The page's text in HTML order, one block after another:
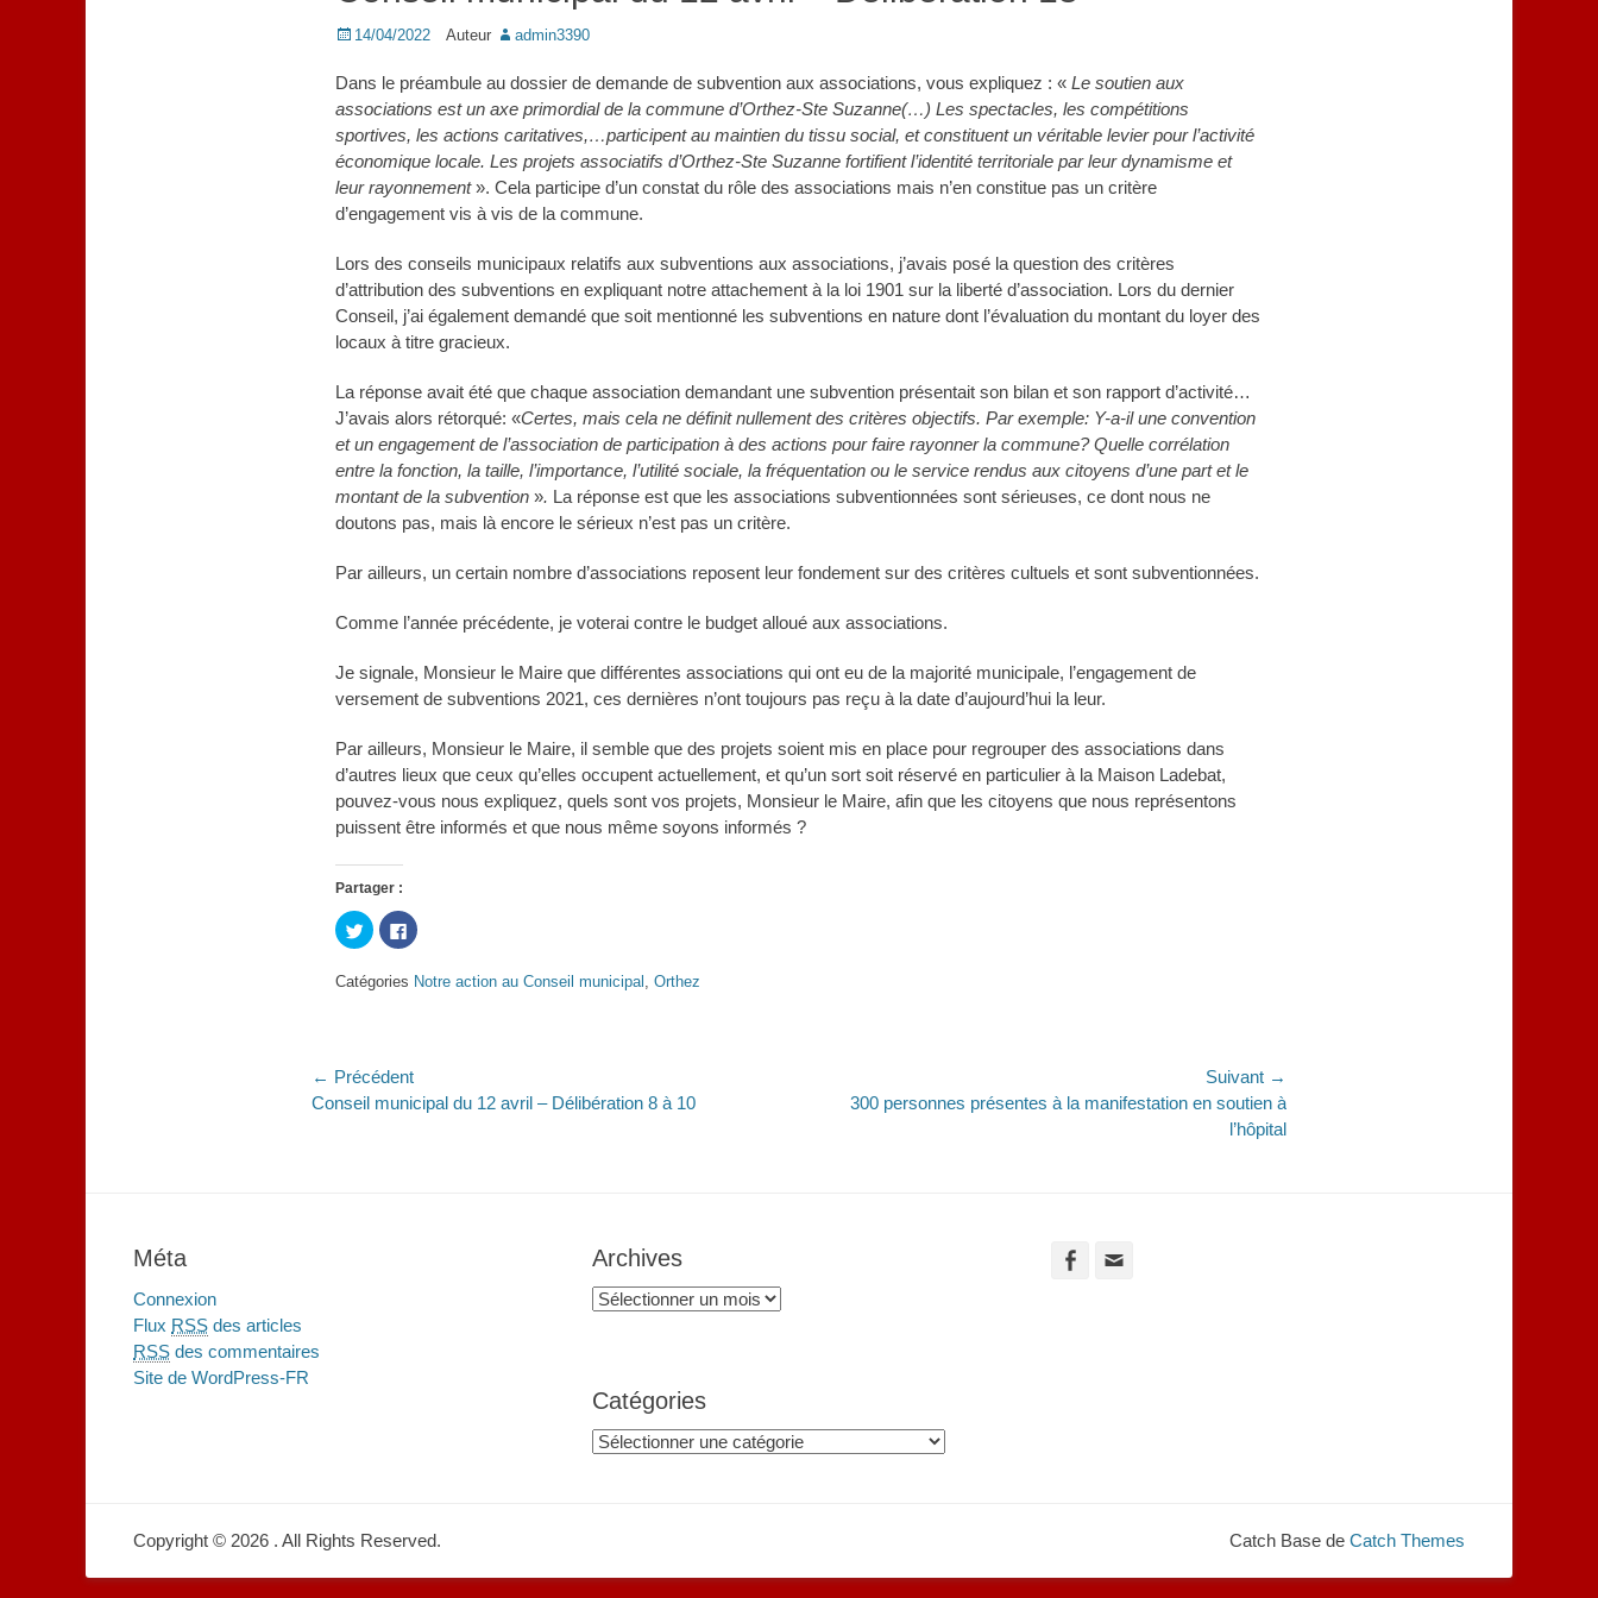
Posted
14/04/2022 Auteur admin3390
Dans le préambule au dossier de demande de subvention aux associations, vous expliquez : « Le soutien aux
associations est un axe primordial de la commune d’Orthez-Ste Suzanne(…) Les spectacles, les compétitions
sportives, les actions caritatives,…participent au maintien du tissu social, et constituent un véritable levier pour l’activité
économique locale. Les projets associatifs d’Orthez-Ste Suzanne fortifient l’identité territoriale par leur dynamisme et
leur rayonnement». Cela participe d’un constat du rôle des associations mais n’en constitue pas un critère
d’engagement vis à vis de la commune.
Lors des conseils municipaux relatifs aux subventions aux associations, j’avais posé la question des critères
d’attribution des subventions en expliquant notre attachement à la loi 1901 sur la liberté d’association. Lors du dernier
Conseil, j’ai également demandé que soit mentionné les subventions en nature dont l’évaluation du montant du loyer des
locaux à titre gracieux.
La réponse avait été que chaque association demandant une subvention présentait son bilan et son rapport d’activité…
J’avais alors rétorqué: «Certes, mais cela ne définit nullement des critères objectifs. Par exemple: Y-a-il une convention
et un engagement de l’association de participation à des actions pour faire rayonner la commune? Quelle corrélation
entre la fonction, la taille, l’importance, l’utilité sociale, la fréquentation ou le service rendus aux citoyens d’une part et le
montant de la subvention ». La réponse est que les associations subventionnées sont sérieuses, ce dont nous ne
doutons pas, mais là encore le sérieux n’est pas un critère.
Par ailleurs, un certain nombre d’associations reposent leur fondement sur des critères cultuels et sont subventionnées.
Comme l’année précédente, je voterai contre le budget alloué aux associations.
Je signale, Monsieur le Maire que différentes associations qui ont eu de la majorité municipale, l’engagement de
versement de subventions 2021, ces dernières n’ont toujours pas reçu à la date d’aujourd’hui la leur.
Par ailleurs, Monsieur le Maire, il semble que des projets soient mis en place pour regrouper des associations dans
d’autres lieux que ceux qu’elles occupent actuellement, et qu’un sort soit réservé en particulier à la Maison Ladebat,
pouvez-vous nous expliquez, quels sont vos projets, Monsieur le Maire, afin que les citoyens que nous représentons
puissent être informés et que nous même soyons informés ?
Partager :
Cliquez
pour
partager
Twitter(ouvre
dans
Cliquez
pour
Facebook(ouvre
Catégories Notre action au Conseil municipal Orthez
Navigation
de
← Précédent
Article
Conseil municipal du 12 avril – Délibération 8 à 10
Suivant →
300 personnes présentes à la manifestation en soutien à
l’hôpital
Méta
Connexion
Flux RSS des articles
RSS des commentaires
Site de WordPress-FR
Archives
Archives
Catégories
Catégories
Facebook
Copyright © 2026 . All Rights Reserved. Catch Base de Catch Themes